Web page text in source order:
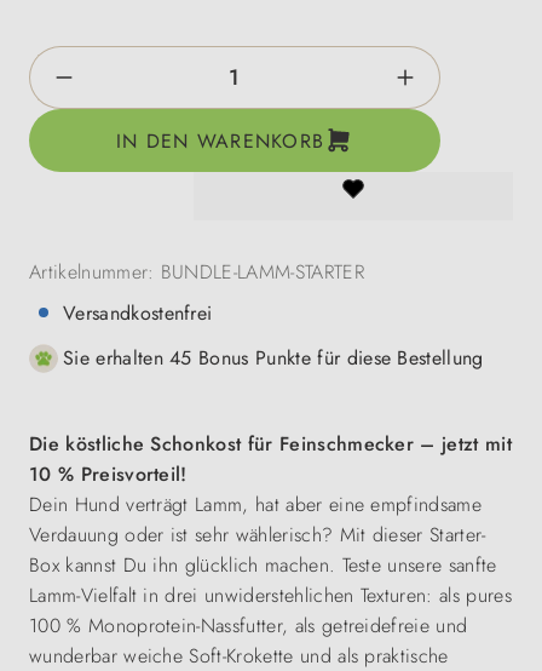
Produkt Anzahl: Gib den gewünschten
IN DEN WARENKORB
Artikelnummer: BUNDLE-LAMM-STARTER
Versandkostenfrei
Sie erhalten 45 Bonus Punkte für diese Bestellung
Die köstliche Schonkost für Feinschmecker – jetzt mit
10 % Preisvorteil!
Dein Hund verträgt Lamm, hat aber eine empfindsame
Verdauung oder ist sehr wählerisch? Mit dieser Starter-
Box kannst Du ihn glücklich machen. Teste unsere sanfte
Lamm-Vielfalt in drei unwiderstehlichen Texturen: als pures
100 % Monoprotein-Nassfutter, als getreidefreie und
wunderbar weiche Soft-Krokette und als praktische